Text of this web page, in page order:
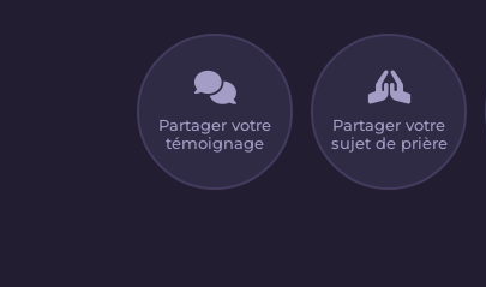
Partager votre
témoignage
Partager votre
sujet de prière